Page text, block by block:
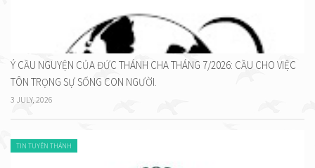
Ý CẦU NGUYỆN CỦA ĐỨC THÁNH CHA THÁNG 7/2026: CẦU CHO VIỆC
TÔN TRỌNG SỰ SỐNG CON NGƯỜI.
3 JULY, 2026
TIN TUYÊN THÁNH